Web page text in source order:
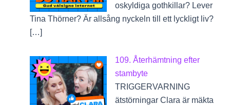
oskyldiga gothkillar? Lever
Tina Thörner? Är allsång nyckeln till ett lyckligt liv?
[…]
109. Återhämtning efter
stambyte
TRIGGERVARNING
ätstörningar Clara är mäkta